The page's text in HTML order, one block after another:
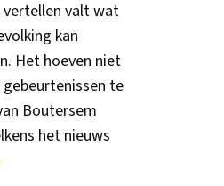
valt wat
kan
Het hoeven niet
te
Boutersem
het nieuws